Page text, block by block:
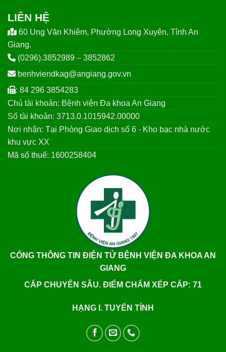
LIÊN HỆ
60 Ung Văn Khiêm, Phường Long Xuyên, Tỉnh An
Giang.
(0296).3852989 – 3852862
benhviendkag@angiang.gov.vn
: 84 296 3854283
Chủ tài khoản: Bệnh viện Đa khoa An Giang
Số tài khoản: 3713.0.1015942.00000
Nơi nhận: Tại Phòng Giao dịch số 6 - Kho bạc nhà nước
khu vực XX
Mã số thuế: 1600258404
CỔNG THÔNG TIN ĐIỆN TỬ BỆNH VIỆN ĐA KHOA AN
GIANG
CẤP CHUYÊN SÂU. ĐIỂM CHẤM XẾP CẤP: 71
HẠNG I. TUYẾN TỈNH